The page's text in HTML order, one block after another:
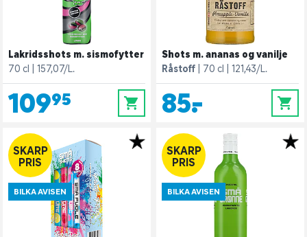
Lakridsshots m. sismofytter
70 cl
157,07/L.
109,95 0
Shots m. ananas og vanilje
Råstoff
70 cl 121,43/L.
85,- 0
SKARP
PRIS
BILKA AVISEN
SKARP
PRIS
BILKA AVISEN